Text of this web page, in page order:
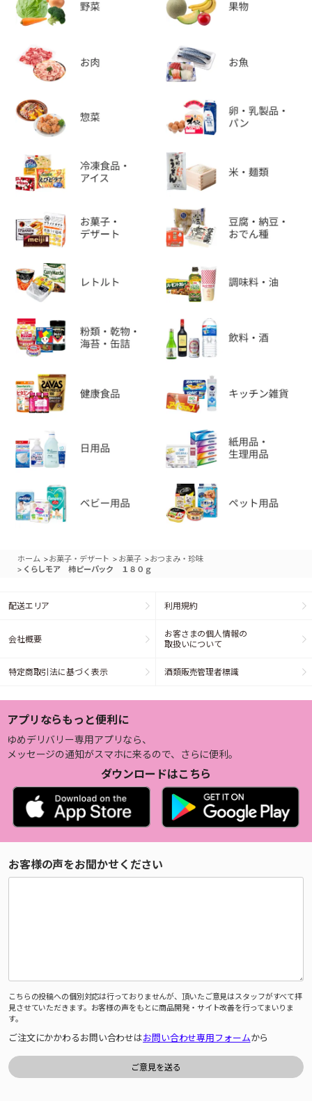
ホーム >お菓子・デザート > お菓子 >おつまみ・珍味
> くらしモア 柿ピーパック １８０ｇ
配送エリア 利用規約
会社概要
お客さまの個人情報の
取扱いについて
特定商取引法に基づく表示 酒類販売管理者標識
アプリならもっと便利に
ゆめデリバリー専用アプリなら、
メッセージの通知がスマホに来るので、さらに便利。
ダウンロードはこちら
お客様の声をお聞かせください
こちらの投稿への個別対応は行っておりませんが、頂いたご意見はスタッフがすべて拝
見させていただきます。お客様の声をもとに商品開発・サイト改善を行ってまいりま
す。
ご注文にかかわるお問い合わせはお問い合わせ専用フォームから